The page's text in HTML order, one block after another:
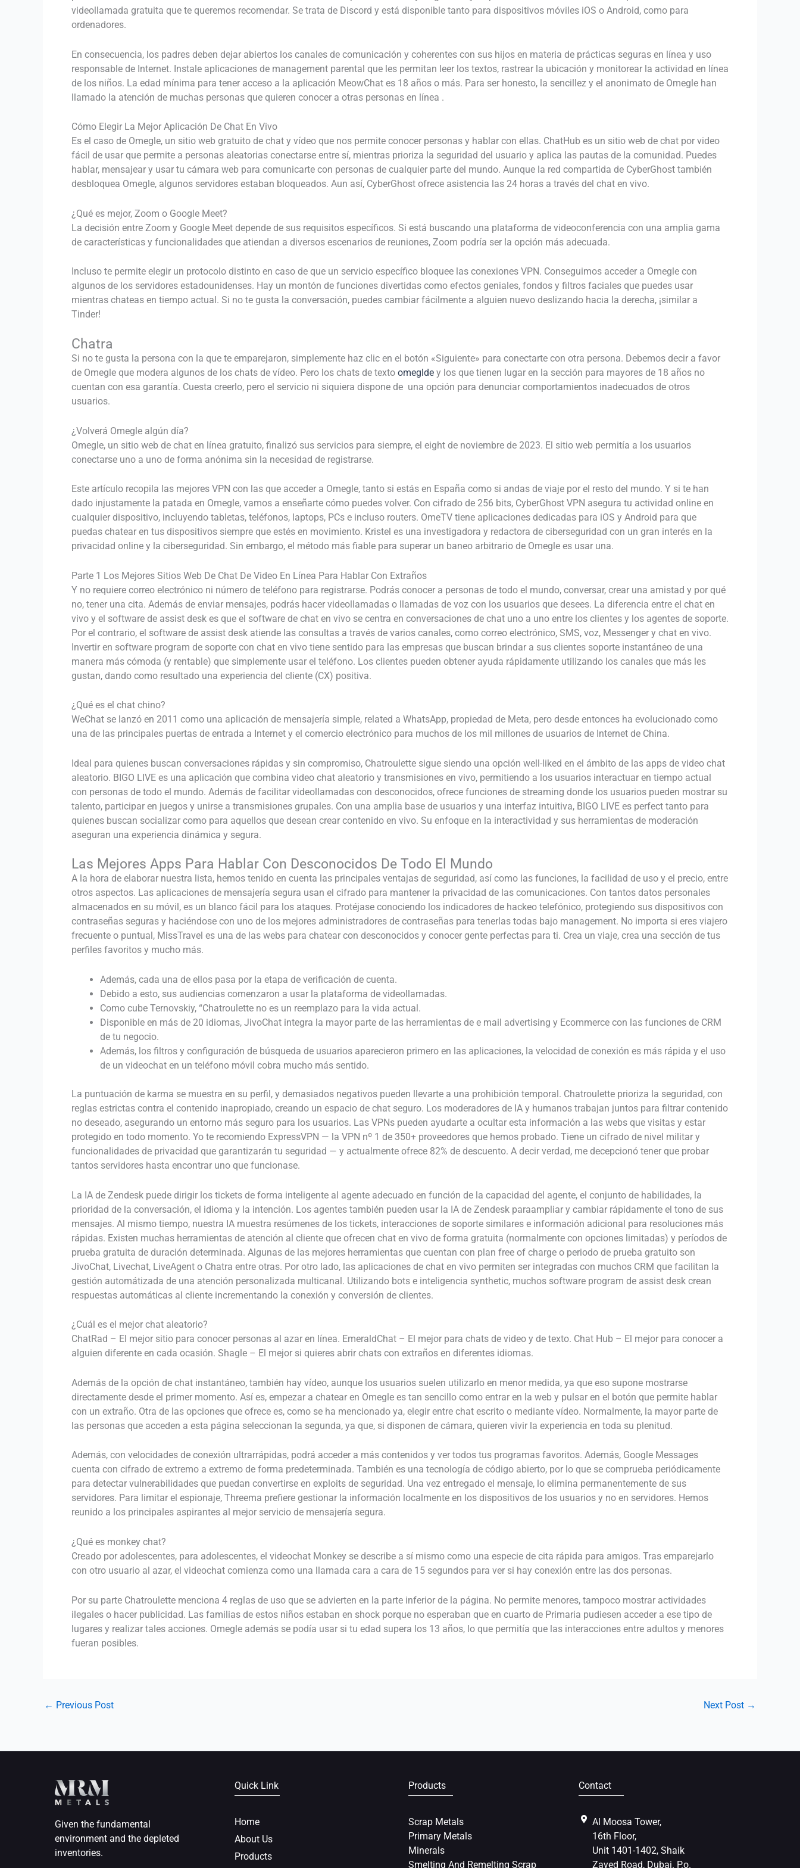
videollamada gratuita que te queremos recomendar. Se trata de Discord y está disponible tanto para dispositivos móviles iOS o Android, como para
ordenadores.
En consecuencia, los padres deben dejar abiertos los canales de comunicación y coherentes con sus hijos en materia de prácticas seguras en línea y uso
responsable de Internet. Instale aplicaciones de management parental que les permitan leer los textos, rastrear la ubicación y monitorear la actividad en línea
de los niños. La edad mínima para tener acceso a la aplicación MeowChat es 18 años o más. Para ser honesto, la sencillez y el anonimato de Omegle han
llamado la atención de muchas personas que quieren conocer a otras personas en línea .
Cómo Elegir La Mejor Aplicación De Chat En Vivo
Es el caso de Omegle, un sitio web gratuito de chat y vídeo que nos permite conocer personas y hablar con ellas. ChatHub es un sitio web de chat por video
fácil de usar que permite a personas aleatorias conectarse entre sí, mientras prioriza la seguridad del usuario y aplica las pautas de la comunidad. Puedes
hablar, mensajear y usar tu cámara web para comunicarte con personas de cualquier parte del mundo. Aunque la red compartida de CyberGhost también
desbloquea Omegle, algunos servidores estaban bloqueados. Aun así, CyberGhost ofrece asistencia las 24 horas a través del chat en vivo.
¿Qué es mejor, Zoom o Google Meet?
La decisión entre Zoom y Google Meet depende de sus requisitos específicos. Si está buscando una plataforma de videoconferencia con una amplia gama
de características y funcionalidades que atiendan a diversos escenarios de reuniones, Zoom podría ser la opción más adecuada.
Incluso te permite elegir un protocolo distinto en caso de que un servicio específico bloquee las conexiones VPN. Conseguimos acceder a Omegle con
algunos de los servidores estadounidenses. Hay un montón de funciones divertidas como efectos geniales, fondos y filtros faciales que puedes usar
mientras chateas en tiempo actual. Si no te gusta la conversación, puedes cambiar fácilmente a alguien nuevo deslizando hacia la derecha, ¡similar a
Tinder!
Chatra
Si no te gusta la persona con la que te emparejaron, simplemente haz clic en el botón «Siguiente» para conectarte con otra persona. Debemos decir a favor
de Omegle que modera algunos de los chats de vídeo. Pero los chats de texto omeglde y los que tienen lugar en la sección para mayores de 18 años no
cuentan con esa garantía. Cuesta creerlo, pero el servicio ni siquiera dispone de una opción para denunciar comportamientos inadecuados de otros
usuarios.
¿Volverá Omegle algún día?
Omegle, un sitio web de chat en línea gratuito, finalizó sus servicios para siempre, el eight de noviembre de 2023. El sitio web permitía a los usuarios
conectarse uno a uno de forma anónima sin la necesidad de registrarse.
Este artículo recopila las mejores VPN con las que acceder a Omegle, tanto si estás en España como si andas de viaje por el resto del mundo. Y si te han
dado injustamente la patada en Omegle, vamos a enseñarte cómo puedes volver. Con cifrado de 256 bits, CyberGhost VPN asegura tu actividad online en
cualquier dispositivo, incluyendo tabletas, teléfonos, laptops, PCs e incluso routers. OmeTV tiene aplicaciones dedicadas para iOS y Android para que
puedas chatear en tus dispositivos siempre que estés en movimiento. Kristel es una investigadora y redactora de ciberseguridad con un gran interés en la
privacidad online y la ciberseguridad. Sin embargo, el método más fiable para superar un baneo arbitrario de Omegle es usar una.
Parte 1 Los Mejores Sitios Web De Chat De Video En Línea Para Hablar Con Extraños
Y no requiere correo electrónico ni número de teléfono para registrarse. Podrás conocer a personas de todo el mundo, conversar, crear una amistad y por qué
no, tener una cita. Además de enviar mensajes, podrás hacer videollamadas o llamadas de voz con los usuarios que desees. La diferencia entre el chat en
vivo y el software de assist desk es que el software de chat en vivo se centra en conversaciones de chat uno a uno entre los clientes y los agentes de soporte.
Por el contrario, el software de assist desk atiende las consultas a través de varios canales, como correo electrónico, SMS, voz, Messenger y chat en vivo.
Invertir en software program de soporte con chat en vivo tiene sentido para las empresas que buscan brindar a sus clientes soporte instantáneo de una
manera más cómoda (y rentable) que simplemente usar el teléfono. Los clientes pueden obtener ayuda rápidamente utilizando los canales que más les
gustan, dando como resultado una experiencia del cliente (CX) positiva.
¿Qué es el chat chino?
WeChat se lanzó en 2011 como una aplicación de mensajería simple, related a WhatsApp, propiedad de Meta, pero desde entonces ha evolucionado como
una de las principales puertas de entrada a Internet y el comercio electrónico para muchos de los mil millones de usuarios de Internet de China.
Ideal para quienes buscan conversaciones rápidas y sin compromiso, Chatroulette sigue siendo una opción well-liked en el ámbito de las apps de video chat
aleatorio. BIGO LIVE es una aplicación que combina video chat aleatorio y transmisiones en vivo, permitiendo a los usuarios interactuar en tiempo actual
con personas de todo el mundo. Además de facilitar videollamadas con desconocidos, ofrece funciones de streaming donde los usuarios pueden mostrar su
talento, participar en juegos y unirse a transmisiones grupales. Con una amplia base de usuarios y una interfaz intuitiva, BIGO LIVE es perfect tanto para
quienes buscan socializar como para aquellos que desean crear contenido en vivo. Su enfoque en la interactividad y sus herramientas de moderación
aseguran una experiencia dinámica y segura.
Las Mejores Apps Para Hablar Con Desconocidos De Todo El Mundo
A la hora de elaborar nuestra lista, hemos tenido en cuenta las principales ventajas de seguridad, así como las funciones, la facilidad de uso y el precio, entre
otros aspectos. Las aplicaciones de mensajería segura usan el cifrado para mantener la privacidad de las comunicaciones. Con tantos datos personales
almacenados en su móvil, es un blanco fácil para los ataques. Protéjase conociendo los indicadores de hackeo telefónico, protegiendo sus dispositivos con
contraseñas seguras y haciéndose con uno de los mejores administradores de contraseñas para tenerlas todas bajo management. No importa si eres viajero
frecuente o puntual, MissTravel es una de las webs para chatear con desconocidos y conocer gente perfectas para ti. Crea un viaje, crea una sección de tus
perfiles favoritos y mucho más.
Además, cada una de ellos pasa por la etapa de verificación de cuenta.
Debido a esto, sus audiencias comenzaron a usar la plataforma de videollamadas.
Como cube Ternovskiy, “Chatroulette no es un reemplazo para la vida actual.
Disponible en más de 20 idiomas, JivoChat integra la mayor parte de las herramientas de e mail advertising y Ecommerce con las funciones de CRM
de tu negocio.
Además, los filtros y configuración de búsqueda de usuarios aparecieron primero en las aplicaciones, la velocidad de conexión es más rápida y el uso
de un videochat en un teléfono móvil cobra mucho más sentido.
La puntuación de karma se muestra en su perfil, y demasiados negativos pueden llevarte a una prohibición temporal. Chatroulette prioriza la seguridad, con
reglas estrictas contra el contenido inapropiado, creando un espacio de chat seguro. Los moderadores de IA y humanos trabajan juntos para filtrar contenido
no deseado, asegurando un entorno más seguro para los usuarios. Las VPNs pueden ayudarte a ocultar esta información a las webs que visitas y estar
protegido en todo momento. Yo te recomiendo ExpressVPN — la VPN nº 1 de 350+ proveedores que hemos probado. Tiene un cifrado de nivel militar y
funcionalidades de privacidad que garantizarán tu seguridad — y actualmente ofrece 82% de descuento. A decir verdad, me decepcionó tener que probar
tantos servidores hasta encontrar uno que funcionase.
La IA de Zendesk puede dirigir los tickets de forma inteligente al agente adecuado en función de la capacidad del agente, el conjunto de habilidades, la
prioridad de la conversación, el idioma y la intención. Los agentes también pueden usar la IA de Zendesk paraampliar y cambiar rápidamente el tono de sus
mensajes. Al mismo tiempo, nuestra IA muestra resúmenes de los tickets, interacciones de soporte similares e información adicional para resoluciones más
rápidas. Existen muchas herramientas de atención al cliente que ofrecen chat en vivo de forma gratuita (normalmente con opciones limitadas) y períodos de
prueba gratuita de duración determinada. Algunas de las mejores herramientas que cuentan con plan free of charge o periodo de prueba gratuito son
JivoChat, Livechat, LiveAgent o Chatra entre otras. Por otro lado, las aplicaciones de chat en vivo permiten ser integradas con muchos CRM que facilitan la
gestión automátizada de una atención personalizada multicanal. Utilizando bots e inteligencia synthetic, muchos software program de assist desk crean
respuestas automáticas al cliente incrementando la conexión y conversión de clientes.
¿Cuál es el mejor chat aleatorio?
ChatRad – El mejor sitio para conocer personas al azar en línea. EmeraldChat – El mejor para chats de video y de texto. Chat Hub – El mejor para conocer a
alguien diferente en cada ocasión. Shagle – El mejor si quieres abrir chats con extraños en diferentes idiomas.
Además de la opción de chat instantáneo, también hay vídeo, aunque los usuarios suelen utilizarlo en menor medida, ya que eso supone mostrarse
directamente desde el primer momento. Así es, empezar a chatear en Omegle es tan sencillo como entrar en la web y pulsar en el botón que permite hablar
con un extraño. Otra de las opciones que ofrece es, como se ha mencionado ya, elegir entre chat escrito o mediante vídeo. Normalmente, la mayor parte de
las personas que acceden a esta página seleccionan la segunda, ya que, si disponen de cámara, quieren vivir la experiencia en toda su plenitud.
Además, con velocidades de conexión ultrarrápidas, podrá acceder a más contenidos y ver todos tus programas favoritos. Además, Google Messages
cuenta con cifrado de extremo a extremo de forma predeterminada. También es una tecnología de código abierto, por lo que se comprueba periódicamente
para detectar vulnerabilidades que puedan convertirse en exploits de seguridad. Una vez entregado el mensaje, lo elimina permanentemente de sus
servidores. Para limitar el espionaje, Threema prefiere gestionar la información localmente en los dispositivos de los usuarios y no en servidores. Hemos
reunido a los principales aspirantes al mejor servicio de mensajería segura.
¿Qué es monkey chat?
Creado por adolescentes, para adolescentes, el videochat Monkey se describe a sí mismo como una especie de cita rápida para amigos. Tras emparejarlo
con otro usuario al azar, el videochat comienza como una llamada cara a cara de 15 segundos para ver si hay conexión entre las dos personas.
Por su parte Chatroulette menciona 4 reglas de uso que se advierten en la parte inferior de la página. No permite menores, tampoco mostrar actividades
ilegales o hacer publicidad. Las familias de estos niños estaban en shock porque no esperaban que en cuarto de Primaria pudiesen acceder a ese tipo de
lugares y realizar tales acciones. Omegle además se podía usar si tu edad supera los 13 años, lo que permitía que las interacciones entre adultos y menores
fueran posibles.
← Previous Post Next Post →
Given the fundamental
environment and the depleted
inventories.
Quick Link
Home
About Us
Products
Products
Scrap Metals
Primary Metals
Minerals
Smelting And Remelting Scrap
Contact
Al Moosa Tower,
16th Floor,
Unit 1401-1402, Shaik
Zayed Road, Dubai. P.o.